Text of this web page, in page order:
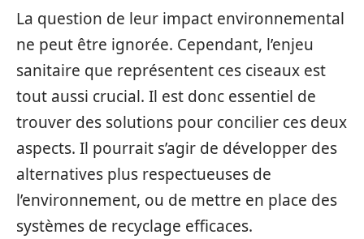
La question de leur impact environnemental
ne peut être ignorée. Cependant, l’enjeu
sanitaire que représentent ces ciseaux est
tout aussi crucial. Il est donc essentiel de
trouver des solutions pour concilier ces deux
aspects. Il pourrait s’agir de développer des
alternatives plus respectueuses de
l’environnement, ou de mettre en place des
systèmes de recyclage efficaces.